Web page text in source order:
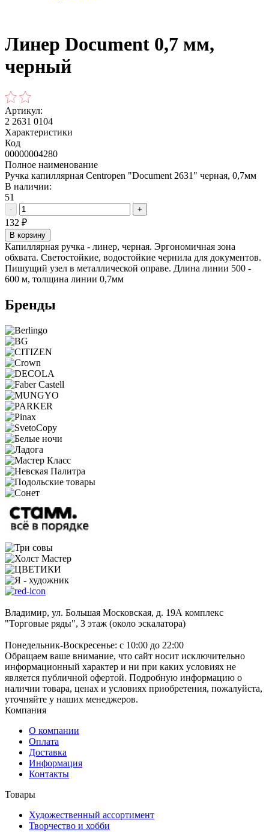
Линер Document 0,7 мм,
черный
Артикул:
2 2631 0104
Характеристики
Код
00000004280
Полное наименование
Ручка капиллярная Centropen "Document 2631" черная, 0,7мм
В наличии:
51
- +
132 ₽
В корзину
Капиллярная ручка - линер, черная. Эргономичная зона
обхвата. Светостойкие, водостойкие чернила для документов.
Пишущий узел в металлической оправе. Длина линии 500 -
600 м, толщина линии 0,7мм
Бренды
Владимир, ул. Большая Московская, д. 19А комплекс
"Торговые ряды", 3 этаж (около эскалатора)
Понедельник-Воскресенье: с 10:00 до 22:00
Обращаем ваше внимание, что сайт носит исключительно
информационный характер и ни при каких условиях не
является публичной офертой. Подробную информацию о
наличии товара, ценах и условиях приобретения, пожалуйста,
уточняйте у наших менеджеров.
Компания
О компании
Оплата
Доставка
Информация
Контакты
Товары
Художественный ассортимент
Творчество и хобби